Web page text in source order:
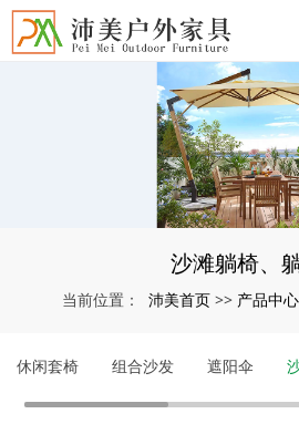
沙滩躺椅、
当前位置： 沛美首页 >> 产品中心
休闲套椅 组合沙发 遮阳伞